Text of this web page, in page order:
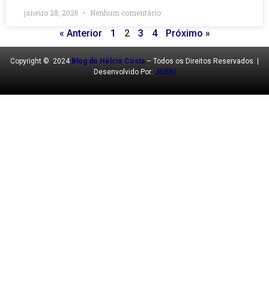
janeiro 28, 2026 Nenhum comentário
« Anterior 1 2 3 4 Próximo »
Copyright © 2024 Blog do Hélcio Costa – Todos os Direitos Reservados. |
Desenvolvido Por: JOERI